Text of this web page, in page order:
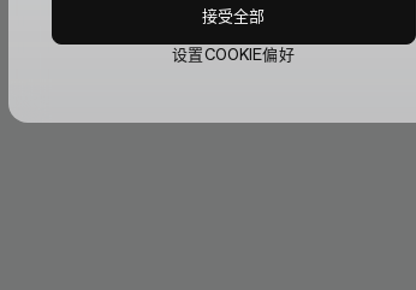
设置COOKIE偏好
接受全部